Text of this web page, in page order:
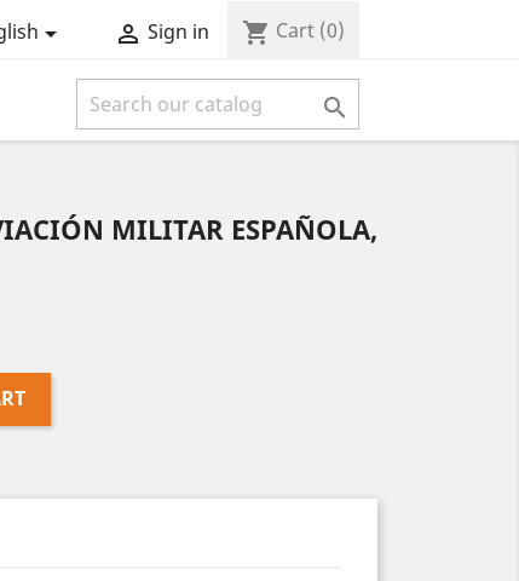
  Sign in shopping_cart Cart (0)

MILITAR ESPAÑOLA,